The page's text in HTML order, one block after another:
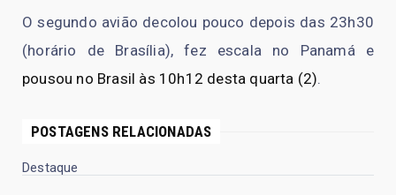
O segundo avião decolou pouco depois das 23h30
(horário de Brasília), fez escala no Panamá e
pousou no Brasil às 10h12 desta quarta (2).
POSTAGENS RELACIONADAS
Destaque